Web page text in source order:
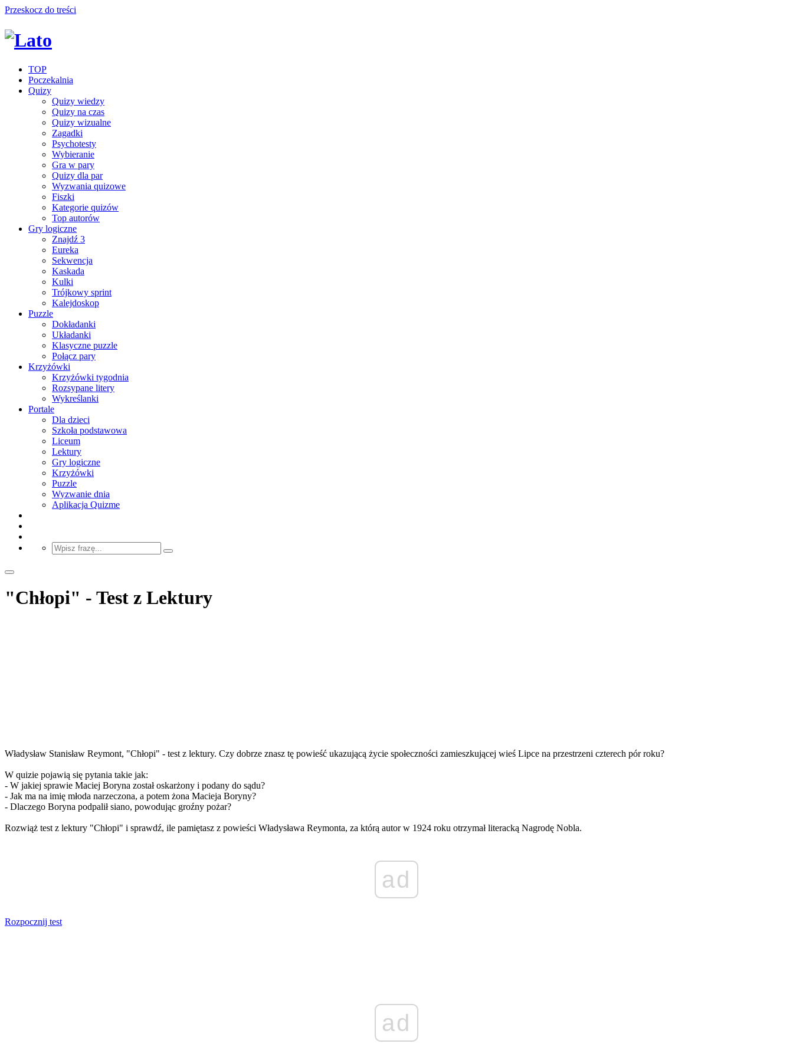
Przeskocz do treści
TOP
Poczekalnia
Quizy
Quizy wiedzy
Quizy na czas
Quizy wizualne
Zagadki
Psychotesty
Wybieranie
Gra w pary
Quizy dla par
Wyzwania quizowe
Fiszki
Kategorie quizów
Top autorów
Gry logiczne
Znajdź 3
Eureka
Sekwencja
Kaskada
Kulki
Trójkowy sprint
Kalejdoskop
Puzzle
Dokładanki
Układanki
Klasyczne puzzle
Połącz pary
Krzyżówki
Krzyżówki tygodnia
Rozsypane litery
Wykreślanki
Portale
Dla dzieci
Szkoła podstawowa
Liceum
Lektury
Gry logiczne
Krzyżówki
Puzzle
Wyzwanie dnia
Aplikacja Quizme
"Chłopi" - Test z Lektury
Władysław Stanisław Reymont, "Chłopi" - test z lektury. Czy dobrze znasz tę powieść ukazującą życie społeczności zamieszkującej wieś Lipce na przestrzeni czterech pór roku?
W quizie pojawią się pytania takie jak:
- W jakiej sprawie Maciej Boryna został oskarżony i podany do sądu?
- Jak ma na imię młoda narzeczona, a potem żona Macieja Boryny?
- Dlaczego Boryna podpalił siano, powodując groźny pożar?
Rozwiąż test z lektury "Chłopi" i sprawdź, ile pamiętasz z powieści Władysława Reymonta, za którą autor w 1924 roku otrzymał literacką Nagrodę Nobla.
ad
Rozpocznij test
ad